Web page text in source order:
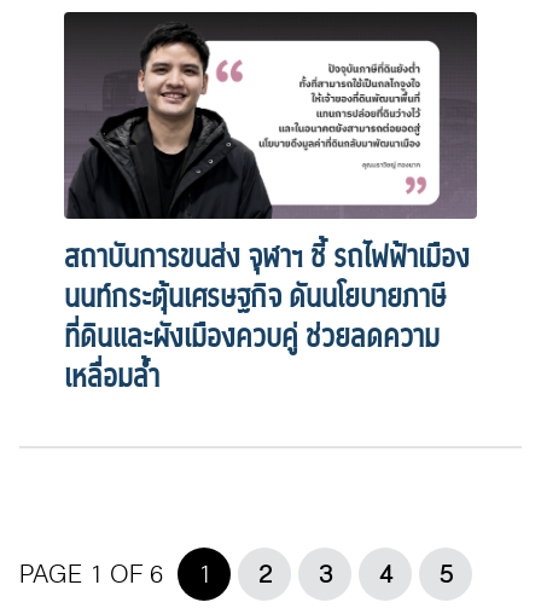
สถาบันการขนส่ง จุฬาฯ ชี้ รถไฟฟ้าเมือง
นนท์กระตุ้นเศรษฐกิจ ดันนโยบายภาษี
ที่ดินและผังเมืองควบคู่ ช่วยลดความ
เหลื่อมล้ำ
PAGE 1 OF 6 1 2 3 4
5